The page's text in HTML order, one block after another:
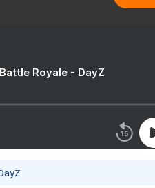
Royale - DayZ